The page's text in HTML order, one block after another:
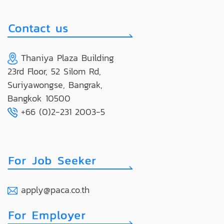
Thaniya Plaza Building
23rd Floor, 52 Silom Rd,
Suriyawongse, Bangrak,
Bangkok 10500
+66 (0)2-231 2003-5
apply@paca.co.th